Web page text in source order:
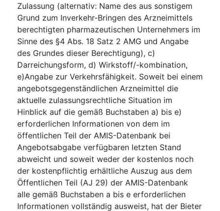
Zulassung (alternativ: Name des aus sonstigem
Grund zum Inverkehr-Bringen des Arzneimittels
berechtigten pharmazeutischen Unternehmers im
Sinne des §4 Abs. 18 Satz 2 AMG und Angabe
des Grundes dieser Berechtigung), c)
Darreichungsform, d) Wirkstoff/-kombination,
e)Angabe zur Verkehrsfähigkeit. Soweit bei einem
angebotsgegenständlichen Arzneimittel die
aktuelle zulassungsrechtliche Situation im
Hinblick auf die gemäß Buchstaben a) bis e)
erforderlichen Informationen von dem im
öffentlichen Teil der AMIS-Datenbank bei
Angebotsabgabe verfügbaren letzten Stand
abweicht und soweit weder der kostenlos noch
der kostenpflichtig erhältliche Auszug aus dem
Öffentlichen Teil (AJ 29) der AMIS-Datenbank
alle gemäß Buchstaben a bis e erforderlichen
Informationen vollständig ausweist, hat der Bieter